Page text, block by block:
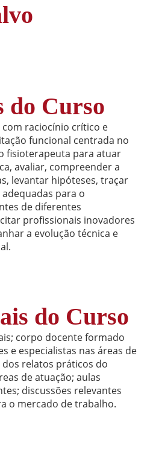
do Curso
raciocínio crítico e
funcional centrada no
fisioterapeuta para atuar
avaliar, compreender a
levantar hipóteses, traçar
para o
de diferentes
profissionais inovadores
a evolução técnica e
do Curso
corpo docente formado
e especialistas nas áreas de
relatos práticos do
de atuação; aulas
discussões relevantes
o mercado de trabalho.